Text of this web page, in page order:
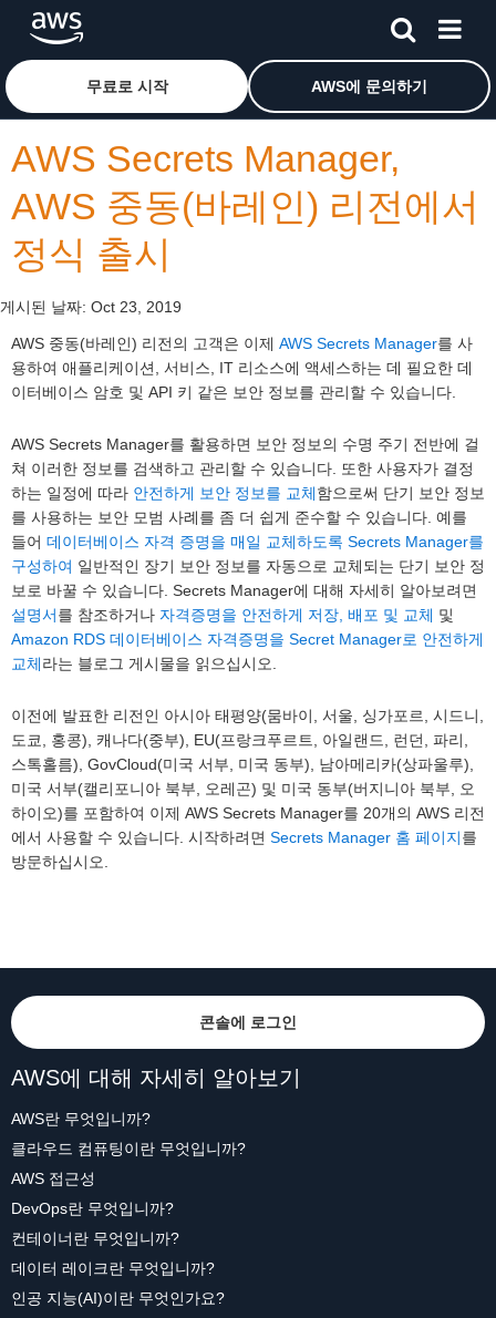
메인 콘텐츠로 건너뛰기Amazon Web Services 홈 페이지로 돌아가려면 여기를 클
무료로 시작 AWS에 문의하기
AWS Secrets Manager,
AWS 중동(바레인) 리전에서
정식 출시
게시된 날짜: Oct 23, 2019
AWS 중동(바레인) 리전의 고객은 이제 AWS Secrets Manager를 사
용하여 애플리케이션, 서비스, IT 리소스에 액세스하는 데 필요한 데
이터베이스 암호 및 API 키 같은 보안 정보를 관리할 수 있습니다.
AWS Secrets Manager를 활용하면 보안 정보의 수명 주기 전반에 걸
쳐 이러한 정보를 검색하고 관리할 수 있습니다. 또한 사용자가 결정
하는 일정에 따라 안전하게 보안 정보를 교체함으로써 단기 보안 정보
를 사용하는 보안 모범 사례를 좀 더 쉽게 준수할 수 있습니다. 예를
들어 데이터베이스 자격 증명을 매일 교체하도록 Secrets Manager를
구성하여 일반적인 장기 보안 정보를 자동으로 교체되는 단기 보안 정
보로 바꿀 수 있습니다. Secrets Manager에 대해 자세히 알아보려면
설명서를 참조하거나 자격증명을 안전하게 저장, 배포 및 교체 및
Amazon RDS 데이터베이스 자격증명을 Secret Manager로 안전하게
교체라는 블로그 게시물을 읽으십시오.
이전에 발표한 리전인 아시아 태평양(뭄바이, 서울, 싱가포르, 시드니,
도쿄, 홍콩), 캐나다(중부), EU(프랑크푸르트, 아일랜드, 런던, 파리,
스톡홀름), GovCloud(미국 서부, 미국 동부), 남아메리카(상파울루),
미국 서부(캘리포니아 북부, 오레곤) 및 미국 동부(버지니아 북부, 오
하이오)를 포함하여 이제 AWS Secrets Manager를 20개의 AWS 리전
에서 사용할 수 있습니다. 시작하려면 Secrets Manager 홈 페이지를
방문하십시오.
콘솔에 로그인
AWS에 대해 자세히 알아보기
AWS란 무엇입니까?
클라우드 컴퓨팅이란 무엇입니까?
AWS 접근성
DevOps란 무엇입니까?
컨테이너란 무엇입니까?
데이터 레이크란 무엇입니까?
인공 지능(AI)이란 무엇인가요?